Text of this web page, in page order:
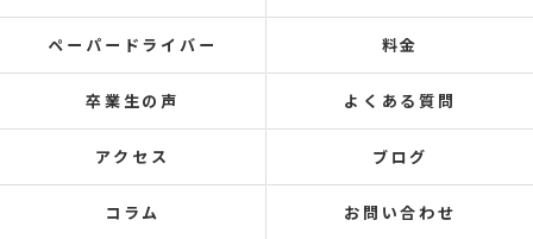
ペーパードライバー 料金
卒業生の声 よくある質問
アクセス ブログ
コラム お問い合わせ